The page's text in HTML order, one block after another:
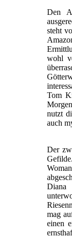
Den
steht
wohl
Tom
nutzt
auch
Der
Diana
mag
einen